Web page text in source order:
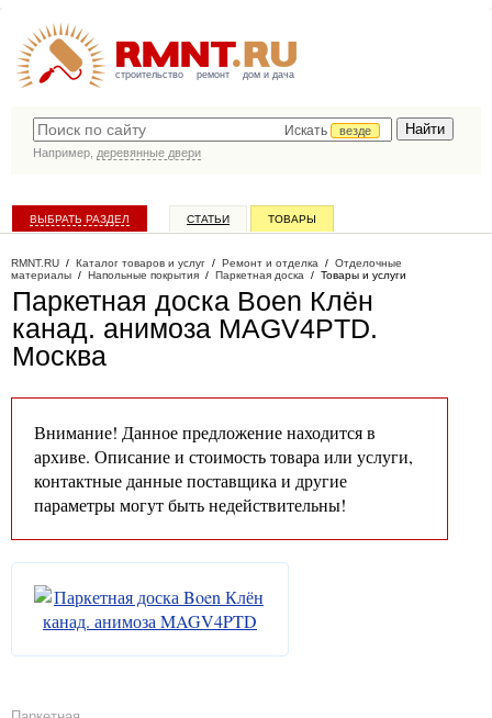
строительство ремонт дом и дача
Искать
везде
Например, деревянные двери
ВЫБРАТЬ РАЗДЕЛ СТАТЬИ ТОВАРЫ
RMNT.RU / Каталог товаров и услуг / Ремонт и отделка / Отделочные
материалы / Напольные покрытия / Паркетная доска / Товары и услуги
Паркетная доска Boen Клён
канад. анимоза MAGV4PTD.
Москва
Внимание! Данное предложение находится в
архиве. Описание и стоимость товара или услуги,
контактные данные поставщика и другие
параметры могут быть недействительны!